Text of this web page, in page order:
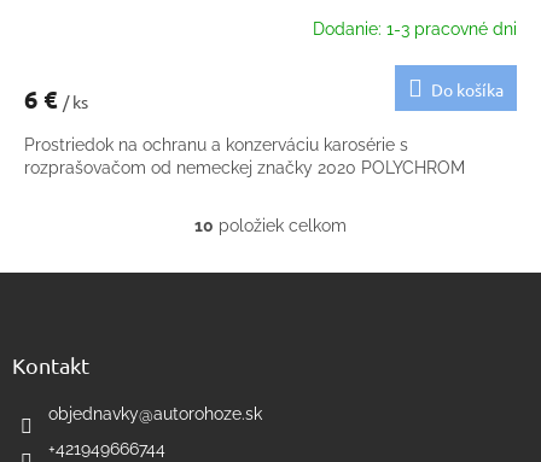
Dodanie: 1-3 pracovné dni
6 € / ks
Do košíka
Prostriedok na ochranu a konzerváciu karosérie s
rozprašovačom od nemeckej značky 2020 POLYCHROM
O
l
10 položiek celkom
Kontakt
objednavky@autorohoze.sk
+421949666744